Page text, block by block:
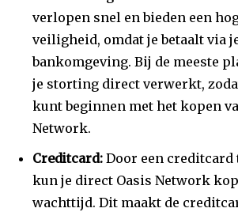
verlopen snel en bieden een
veiligheid, omdat je betaalt via
bankomgeving. Bij de meeste
je storting direct verwerkt,
kunt beginnen met het kopen
Network.
Creditcard: Door een creditcard
kun je direct Oasis Network
wachttijd. Dit maakt de